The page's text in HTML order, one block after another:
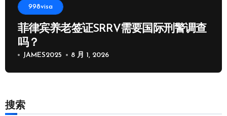
998visa
菲律宾养老签证SRRV需要国际刑警调查
吗？
JAMES2025 8 月 1, 2026
搜索